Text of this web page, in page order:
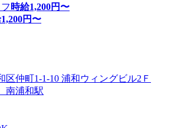
時給1,200円〜
1,200円〜
仲町1-1-10 浦和ウィングビル2Ｆ
南浦和駅